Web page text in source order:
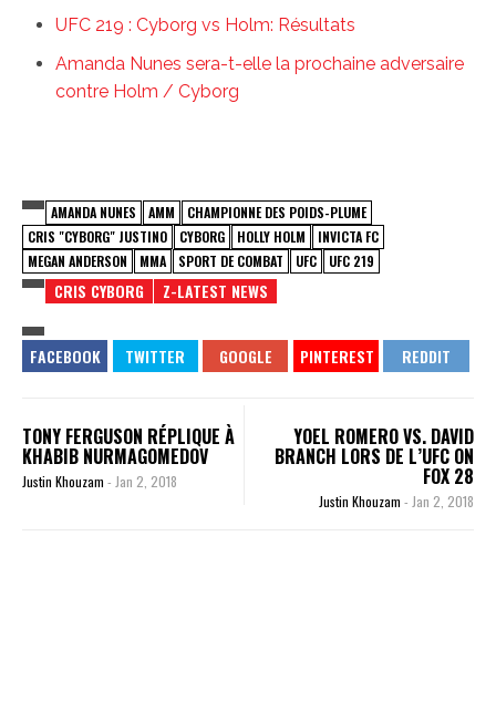
UFC 219 : Cyborg vs Holm: Résultats
Amanda Nunes sera-t-elle la prochaine adversaire
contre Holm / Cyborg
AMANDA NUNES AMM
CHAMPIONNE DES POIDS-PLUME
CRIS "CYBORG" JUSTINO
CYBORG HOLLY HOLM
INVICTA FC
MEGAN ANDERSON
MMA SPORT DE COMBAT UFC UFC 219
CRIS CYBORG Z-LATEST NEWS
TONY FERGUSON RÉPLIQUE À
KHABIB NURMAGOMEDOV
Justin Khouzam - Jan 2, 2018
YOEL ROMERO VS. DAVID
BRANCH LORS DE L’UFC ON
FOX 28
Justin Khouzam - Jan 2, 2018